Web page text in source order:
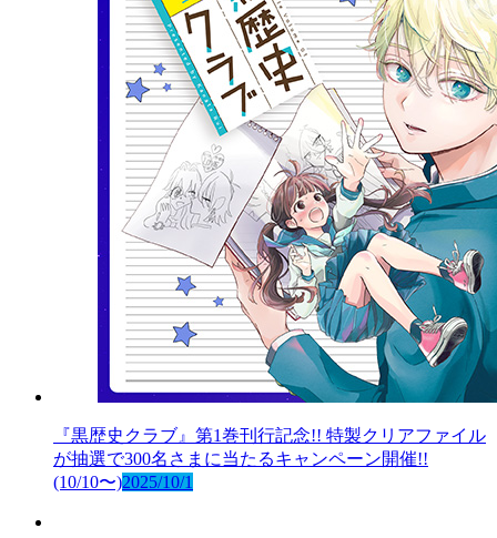
『黒歴史クラブ』第1巻刊行記念!! 特製クリアファイル
が抽選で300名さまに当たるキャンペーン開催!!
(10/10〜)2025/10/1